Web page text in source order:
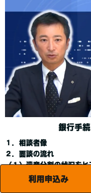
利用申込み
銀行手
１．相談者像
２．面談の流れ
（１）遺産分割の状況をヒ
（２）相談者に遺産分割に